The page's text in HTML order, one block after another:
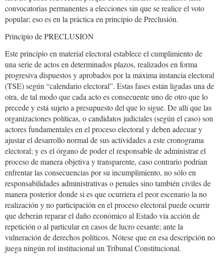
convocatorias permanentes a elecciones sin que se realice el voto
popular; eso es en la práctica en principio de Preclusión.
Principio de PRECLUSION
Este principio en material electoral establece el cumplimiento de
una serie de actos en determinados plazos, realizados en forma
progresiva dispuestos y aprobados por la máxima instancia electoral
(TSE) según “calendario electoral”. Estas fases están ligadas una de
otra, de tal modo que cada acto es consecuente uno de otro que lo
precede y está sujeto a presupuesto del que lo sigue. De allí que las
organizaciones políticas, o candidatos judiciales (según el caso) son
actores fundamentales en el proceso electoral y deben adecuar y
ajustar el desarrollo normal de sus actividades a este cronograma
electoral; y es el órgano de poder el responsable de administrar el
proceso de manera objetiva y transparente, caso contrario podrían
enfrentar las consecuencias por su incumplimiento, no sólo en
responsabilidades administrativas o penales sino también civiles de
manera posterior donde si es que ocurriera el peor escenario la no
realización y no participación en el proceso electoral puede ocurrir
que deberán reparar el daño económico al Estado vía acción de
repetición o al particular en casos de lucro cesante; ante la
vulneración de derechos políticos. Nótese que en esa descripción no
juega ningún rol institucional un Tribunal Constitucional.